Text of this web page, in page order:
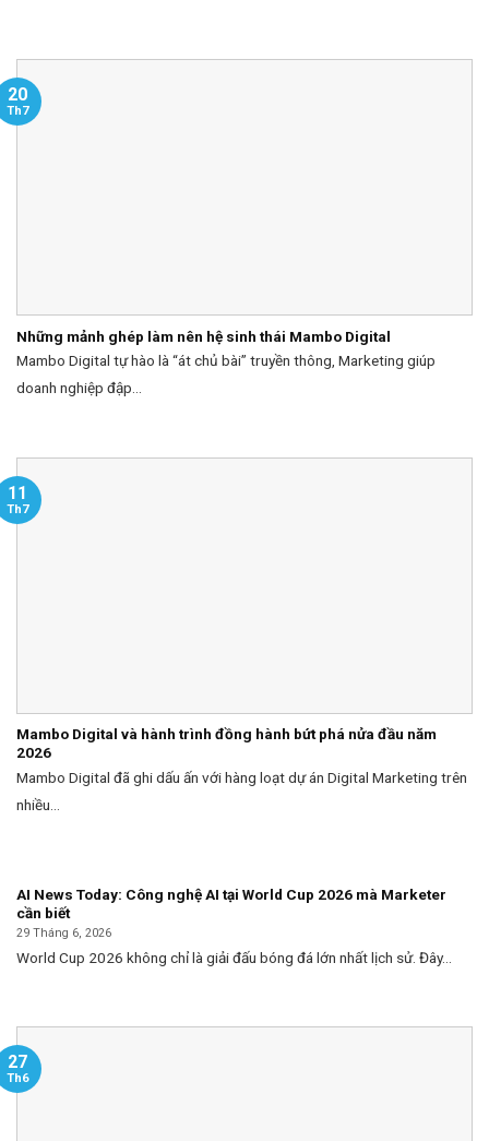
Những mảnh ghép làm nên hệ sinh thái Mambo Digital
Mambo Digital tự hào là “át chủ bài” truyền thông, Marketing giúp
doanh nghiệp đập...
20
Th7
Mambo Digital và hành trình đồng hành bứt phá nửa đầu năm
2026
Mambo Digital đã ghi dấu ấn với hàng loạt dự án Digital Marketing trên
nhiều...
11
Th7
AI News Today: Công nghệ AI tại World Cup 2026 mà Marketer
cần biết
29 Tháng 6, 2026
World Cup 2026 không chỉ là giải đấu bóng đá lớn nhất lịch sử. Đây...
27
Th6